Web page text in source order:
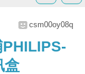
csm00oy08q
盒